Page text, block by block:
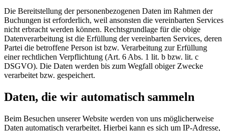
Die Bereitstellung der personenbezogenen Daten im Rahmen der
Buchungen ist erforderlich, weil ansonsten die vereinbarten Services
nicht erbracht werden können. Rechtsgrundlage für die obige
Datenverarbeitung ist die Erfüllung der vereinbarten Services, deren
Partei die betroffene Person ist bzw. Verarbeitung zur Erfüllung
einer rechtlichen Verpflichtung (Art. 6 Abs. 1 lit. b bzw. lit. c
DSGVO). Die Daten werden bis zum Wegfall obiger Zwecke
verarbeitet bzw. gespeichert.
Daten, die wir automatisch sammeln
Beim Besuchen unserer Website werden von uns möglicherweise
Daten automatisch verarbeitet. Hierbei kann es sich um IP-Adresse,